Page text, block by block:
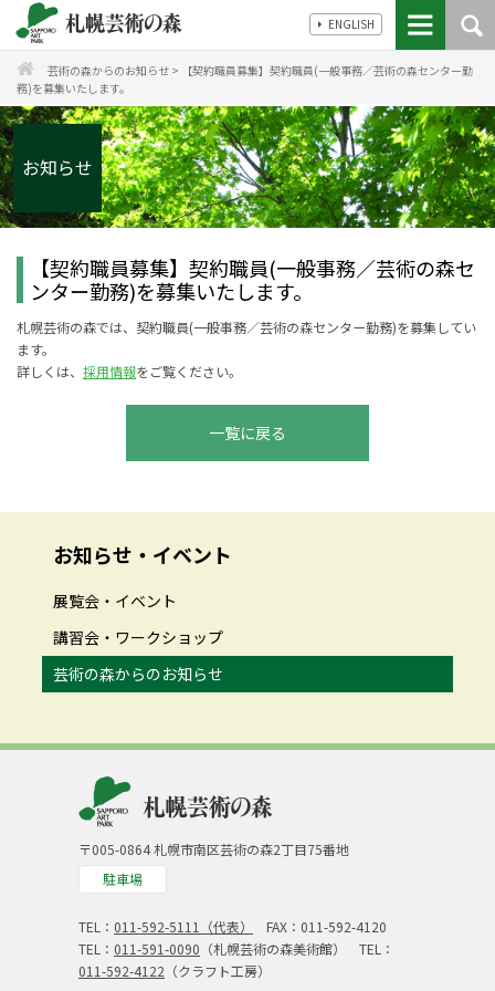
ENGLISH
芸術の森からのお知らせ >
【契約職員募集】契約職員(一般事務／芸術の森センター勤
務)を募集いたします。
お知らせ
【契約職員募集】契約職員(一般事務／芸術の森セ
ンター勤務)を募集いたします。
札幌芸術の森では、契約職員(一般事務／芸術の森センター勤務)を募集してい
ます。
詳しくは、 採用情報をご覧ください。
一覧に戻る
お知らせ・イベント
展覧会・イベント
講習会・ワークショップ
芸術の森からのお知らせ
〒005-0864 札幌市南区芸術の森2丁目75番地
駐車場
TEL： 011-592-5111（代表）
FAX：011-592-4120
TEL： 011-591-0090 （札幌芸術の森美術館） TEL：
011-592-4122 （クラフト工房）